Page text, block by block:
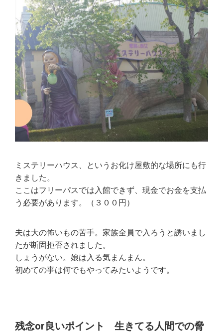
ミステリーハウス、というお化け屋敷的な場所にも行
きました。
ここはフリーパスでは入館できず、現金でお金を支払
う必要があります。（３００円）
夫は大の怖いもの苦手。家族全員で入ろうと誘いまし
たが断固拒否されました。
しょうがない。娘は入る気まんまん。
初めての事は何でもやってみたいようです。
残念or良いポイント 生きてる人間での脅